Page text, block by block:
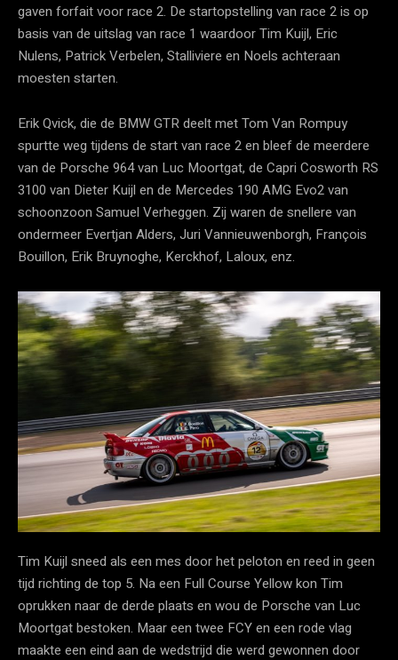
gaven forfait voor race 2. De startopstelling van race 2 is op
basis van de uitslag van race 1 waardoor Tim Kuijl, Eric
Nulens, Patrick Verbelen, Stalliviere en Noels achteraan
moesten starten.
Erik Qvick, die de BMW GTR deelt met Tom Van Rompuy
spurtte weg tijdens de start van race 2 en bleef de meerdere
van de Porsche 964 van Luc Moortgat, de Capri Cosworth RS
3100 van Dieter Kuijl en de Mercedes 190 AMG Evo2 van
schoonzoon Samuel Verheggen. Zij waren de snellere van
ondermeer Evertjan Alders, Juri Vannieuwenborgh, François
Bouillon, Erik Bruynoghe, Kerckhof, Laloux, enz.
Tim Kuijl sneed als een mes door het peloton en reed in geen
tijd richting de top 5. Na een Full Course Yellow kon Tim
oprukken naar de derde plaats en wou de Porsche van Luc
Moortgat bestoken. Maar een twee FCY en een rode vlag
maakte een eind aan de wedstrijd die werd gewonnen door